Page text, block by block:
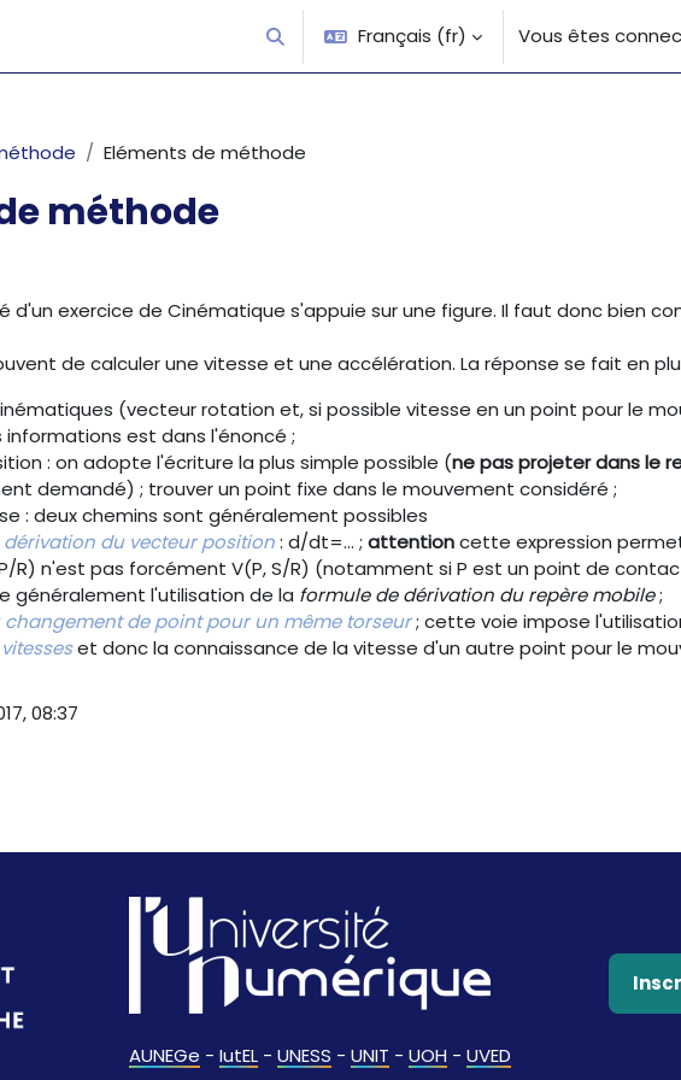
Activer/désactiver la saisie de recherche
Français ‎(fr)‎ Vous êtes
Eléments de méthode
méthode
d'un exercice de Cinématique s'appuie sur une figure. Il faut donc bien
de calculer une vitesse et une accélération. La réponse se fait en
(vecteur rotation et, si possible vitesse en un point pour le
est dans l'énoncé ;
: on adopte l'écriture la plus simple possible (ne pas projeter dans le
demandé) ; trouver un point fixe dans le mouvement considéré ;
: deux chemins sont généralement possibles
du vecteur position: d/dt=... ; attentioncette expression
R) n'est pas forcément V(P, S/R) (notamment si P est un point de
généralement l'utilisation de la formule de dérivation du repère mobile;
de point pour un même torseur; cette voie impose
et donc la connaissance de la vitesse d'un autre point pour le
08:37
AUNEGe - IutEL - UNESS - UNIT - UOH - UVED